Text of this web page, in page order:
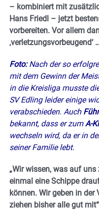
– kombiniert mit
Hans Friedl – jetzt
vorbereiten. Vor allem
‚verletzungsvorbeugend‘
Foto:Nach der so
mit dem Gewinn der
in die Kreisliga musste
SV Edling leider einige
verabschieden. Auch
bekannt, dass er zumA-
wechseln wird, da er in
seiner Familie lebt.
„Wir wissen, was auf
einmal eine Schippe
können. Wir geben in der
ziehen bisher alle gut